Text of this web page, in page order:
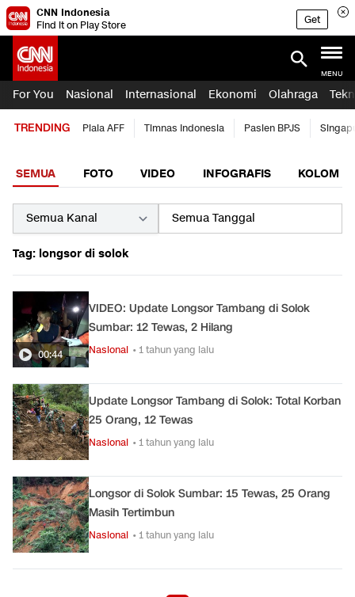
CNN Indonesia
Find it on Play Store
Get
MENU
For You Nasional Internasional Ekonomi Olahraga
TRENDING Piala AFF Timnas Indonesia Pasien BPJS
SEMUA FOTO VIDEO INFOGRAFIS KOLOM
Tag: longsor di solok
00:44
VIDEO: Update Longsor Tambang di Solok
Sumbar: 12 Tewas, 2 Hilang
Nasional • 1 tahun yang lalu
Update Longsor Tambang di Solok: Total Korban
25 Orang, 12 Tewas
Nasional • 1 tahun yang lalu
Longsor di Solok Sumbar: 15 Tewas, 25 Orang
Masih Tertimbun
Nasional • 1 tahun yang lalu